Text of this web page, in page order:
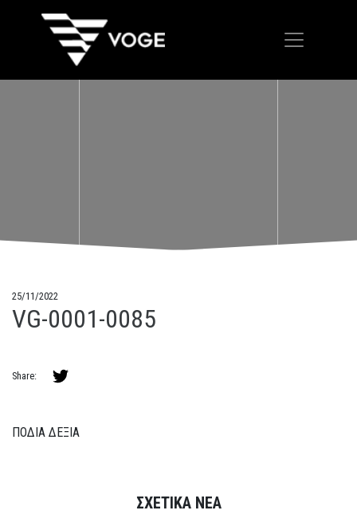
25/11/2022
VG-0001-0085
Share:
ΠΟΔΙΑ ΔΕΞΙΑ
ΣΧΕΤΙΚΑ ΝΕΑ